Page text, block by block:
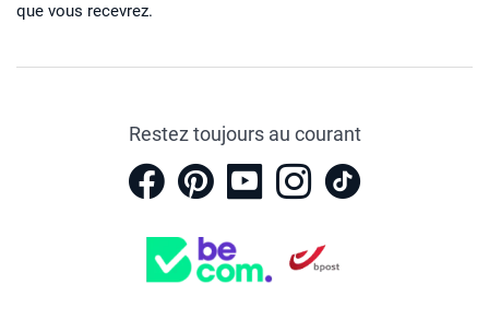
que vous recevrez.
Restez toujours au courant